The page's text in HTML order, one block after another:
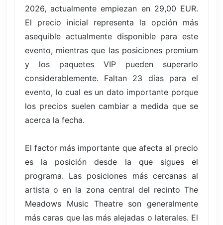
2026, actualmente empiezan en 29,00 EUR.
El precio inicial representa la opción más
asequible actualmente disponible para este
evento, mientras que las posiciones premium
y los paquetes VIP pueden superarlo
considerablemente. Faltan 23 días para el
evento, lo cual es un dato importante porque
los precios suelen cambiar a medida que se
acerca la fecha.
El factor más importante que afecta al precio
es la posición desde la que sigues el
programa. Las posiciones más cercanas al
artista o en la zona central del recinto The
Meadows Music Theatre son generalmente
más caras que las más alejadas o laterales. El